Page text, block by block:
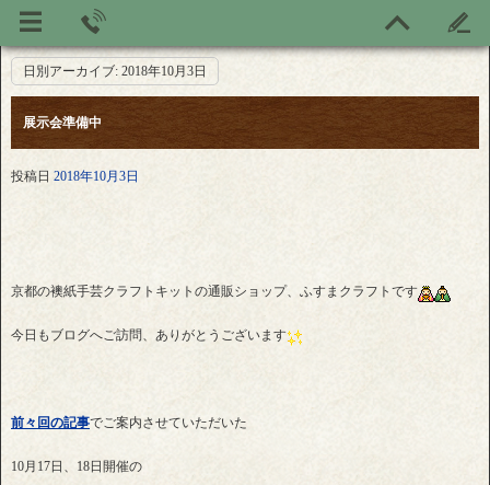
日別アーカイブ: 2018年10月3日
展示会準備中
投稿日 2018年10月3日
京都の襖紙手芸クラフトキットの通販ショップ、ふすまクラフトです
今日もブログへご訪問、ありがとうございます
前々回の記事でご案内させていただいた
10月17日、18日開催の